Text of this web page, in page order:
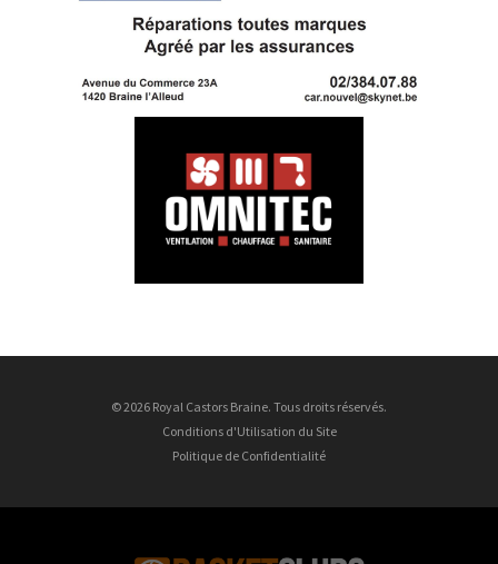
© 2026 Royal Castors Braine. Tous droits réservés.
Conditions d'Utilisation du Site
Politique de Confidentialité